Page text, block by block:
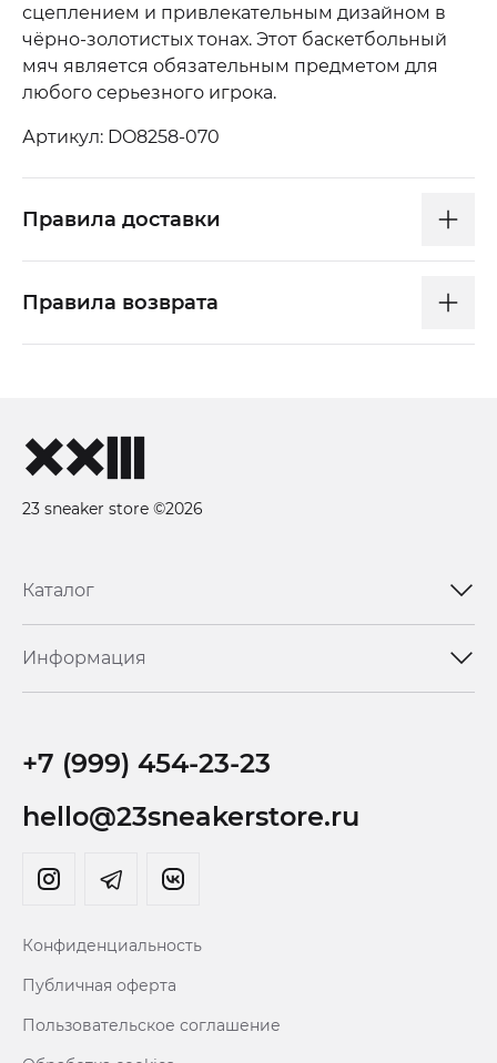
сцеплением и привлекательным дизайном в
чёрно-золотистых тонах. Этот баскетбольный
мяч является обязательным предметом для
любого серьезного игрока.
Артикул: DO8258-070
Правила доставки
Правила возврата
23 sneaker store ©2026
Каталог
Информация
+7 (999) 454-23-23
hello@23sneakerstore.ru
Конфиденциальность
Публичная оферта
Пользовательское соглашение